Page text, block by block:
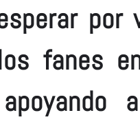
por
fanes